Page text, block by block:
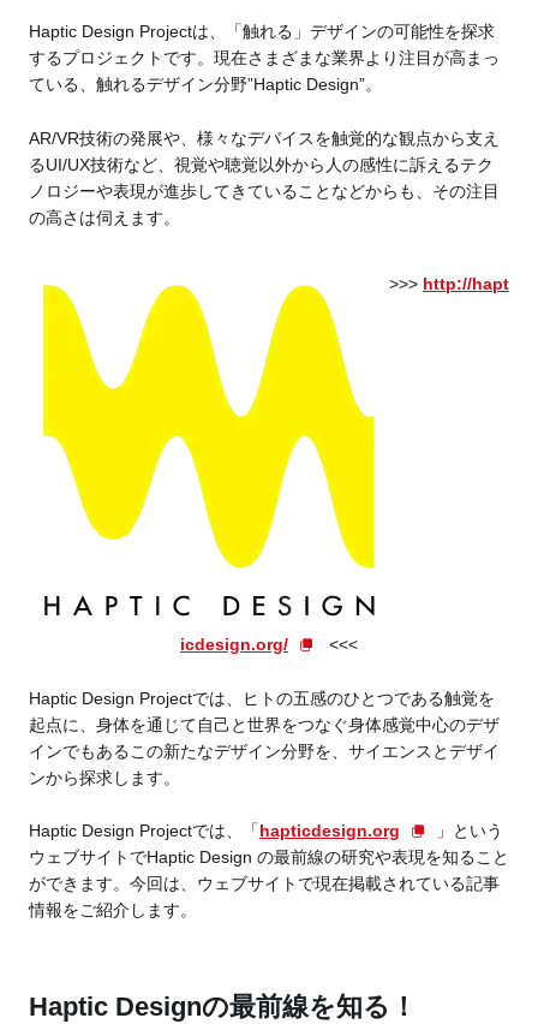
Haptic Design Projectは、「触れる」デザインの可能性を探求
するプロジェクトです。現在さまざまな業界より注目が高まっ
ている、触れるデザイン分野”Haptic Design”。
AR/VR技術の発展や、様々なデバイスを触覚的な観点から支え
るUI/UX技術など、視覚や聴覚以外から人の感性に訴えるテク
ノロジーや表現が進歩してきていることなどからも、その注目
の高さは伺えます。
>>> http://hapt
icdesign.org/ <<<
Haptic Design Projectでは、ヒトの五感のひとつである触覚を
起点に、身体を通じて自己と世界をつなぐ身体感覚中心のデザ
インでもあるこの新たなデザイン分野を、サイエンスとデザイ
ンから探求します。
Haptic Design Projectでは、「hapticdesign.org
」という
ウェブサイトでHaptic Design の最前線の研究や表現を知ること
ができます。今回は、ウェブサイトで現在掲載されている記事
情報をご紹介します。
Haptic Designの最前線を知る！